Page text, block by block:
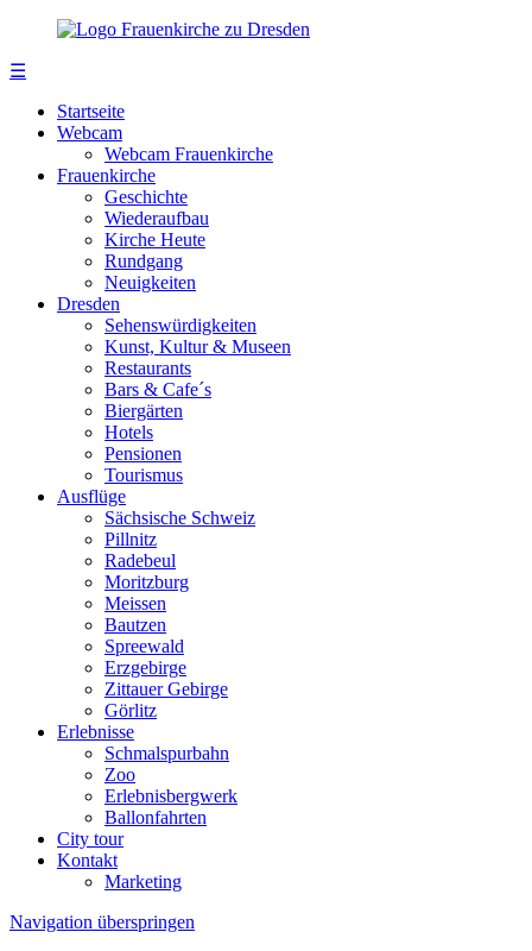
☰
Startseite
Webcam
Webcam Frauenkirche
Frauenkirche
Geschichte
Wiederaufbau
Kirche Heute
Rundgang
Neuigkeiten
Dresden
Sehenswürdigkeiten
Kunst, Kultur & Museen
Restaurants
Bars & Cafe´s
Biergärten
Hotels
Pensionen
Tourismus
Ausflüge
Sächsische Schweiz
Pillnitz
Radebeul
Moritzburg
Meissen
Bautzen
Spreewald
Erzgebirge
Zittauer Gebirge
Görlitz
Erlebnisse
Schmalspurbahn
Zoo
Erlebnisbergwerk
Ballonfahrten
City tour
Kontakt
Marketing
Navigation überspringen